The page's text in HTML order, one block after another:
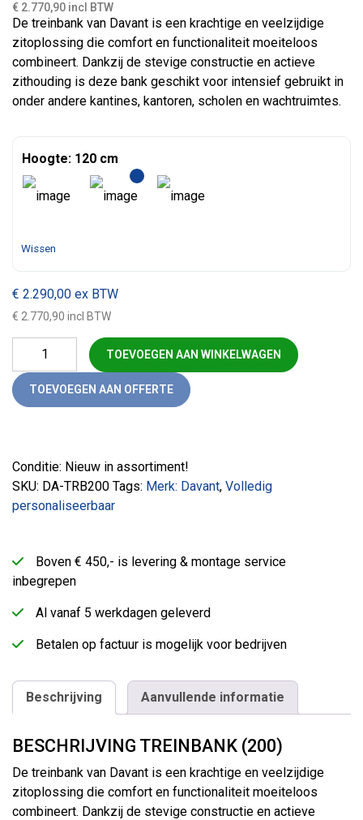
€ 2.770,90 incl BTW
De treinbank van Davant is een krachtige en veelzijdige
zitoplossing die comfort en functionaliteit moeiteloos
combineert. Dankzij de stevige constructie en actieve
zithouding is deze bank geschikt voor intensief gebruikt in
onder andere kantines, kantoren, scholen en wachtruimtes.
Hoogte: 120 cm
Wissen
€ 2.290,00 ex BTW
€ 2.770,90 incl BTW
Treinbank (200) aantal
TOEVOEGEN AAN WINKELWAGEN
TOEVOEGEN AAN OFFERTE
Conditie: Nieuw in assortiment!
SKU: DA-TRB200 Tags: Merk: Davant, Volledig
personaliseerbaar
Boven € 450,- is levering & montage service
inbegrepen
Al vanaf 5 werkdagen geleverd
Betalen op factuur is mogelijk voor bedrijven
Beschrijving Aanvullende informatie
BESCHRIJVING TREINBANK (200)
De treinbank van Davant is een krachtige en veelzijdige
zitoplossing die comfort en functionaliteit moeiteloos
combineert. Dankzij de stevige constructie en actieve